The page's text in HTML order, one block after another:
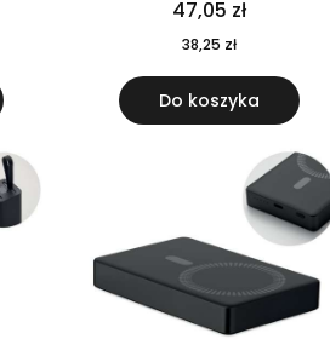
47,05 zł
38,25 zł
Do koszyka